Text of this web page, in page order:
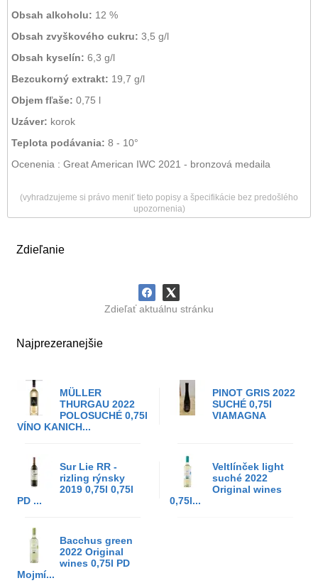
Zdieľanie
Zdieľať aktuálnu stránku
Najprezeranejšie
MÜLLER
THURGAU 2022
POLOSUCHÉ 0,75l
VÍNO KANICH...
PINOT GRIS 2022
SUCHÉ 0,75l
VIAMAGNA
Sur Lie RR -
rizling rýnsky
2019 0,75l 0,75l
PD ...
Veltlínček light
suché 2022
Original wines
0,75l...
Bacchus green
2022 Original
wines 0,75l PD
Mojmí...
Obsah alkoholu: 12 %
Obsah zvyškového cukru: 3,5 g/l
Obsah kyselín: 6,3 g/l
Bezcukorný extrakt: 19,7 g/l
Objem fľaše: 0,75 l
Uzáver: korok
Teplota podávania: 8 - 10°
Ocenenia : Great American IWC 2021 - bronzová medaila
(vyhradzujeme si právo meniť tieto popisy a špecifikácie bez predošlého
upozornenia)